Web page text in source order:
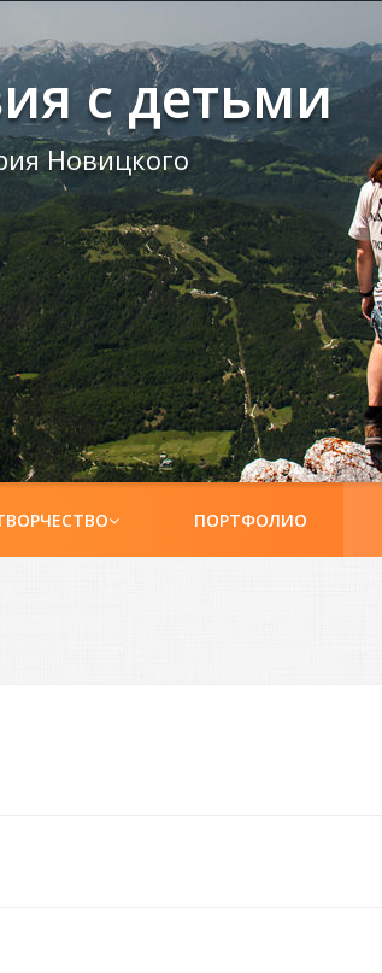
с детьми
Новицкого
ПОРТФОЛИО